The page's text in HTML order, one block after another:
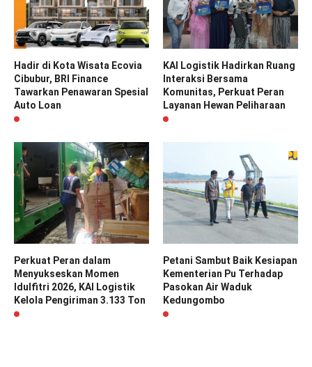
Hadir di Kota Wisata Ecovia
Cibubur, BRI Finance
Tawarkan Penawaran Spesial
Auto Loan
KAI Logistik Hadirkan Ruang
Interaksi Bersama
Komunitas, Perkuat Peran
Layanan Hewan Peliharaan
Perkuat Peran dalam
Menyukseskan Momen
Idulfitri 2026, KAI Logistik
Kelola Pengiriman 3.133 Ton
Petani Sambut Baik Kesiapan
Kementerian Pu Terhadap
Pasokan Air Waduk
Kedungombo